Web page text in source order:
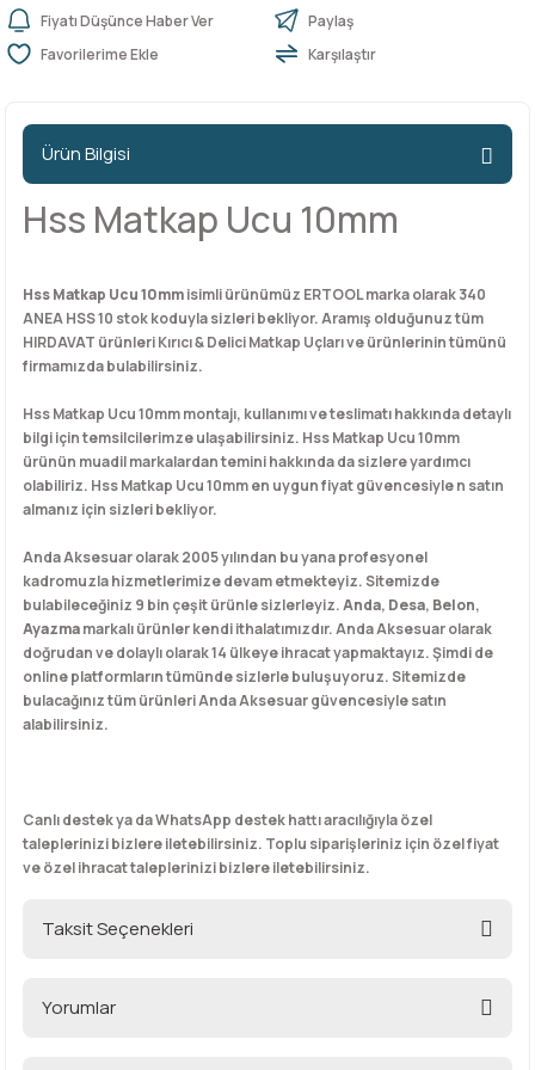
Ürünleri Kapı Barelleri Ve Anahtarlar
Kapı Kilit
Metal Ayaklar
Pingo Ayaklar
Plastik Ayaklar
Fiyatı Düşünce Haber Ver
Paylaş
Karşılaştır
Ürün Bilgisi
Hss Matkap Ucu 10mm
Hss Matkap Ucu 10mmisimli ürünümüz ERTOOL marka olarak 340
ANEA HSS 10 stok koduyla sizleri bekliyor. Aramış olduğunuz tüm
HIRDAVAT ürünleri Kırıcı & Delici Matkap Uçları ve ürünlerinin tümünü
firmamızda bulabilirsiniz.
Hss Matkap Ucu 10mm montajı, kullanımı ve teslimatı hakkında detaylı
bilgi için temsilcilerimze ulaşabilirsiniz. Hss Matkap Ucu 10mm
ürünün muadil markalardan temini hakkında da sizlere yardımcı
olabiliriz. Hss Matkap Ucu 10mm en uygun fiyat güvencesiyle n satın
almanız için sizleri bekliyor.
Anda Aksesuar olarak 2005 yılından bu yana profesyonel
kadromuzla hizmetlerimize devam etmekteyiz. Sitemizde
bulabileceğiniz 9 bin çeşit ürünle sizlerleyiz.Anda, Desa, Belon,
Ayazmamarkalı ürünler kendi ithalatımızdır. Anda Aksesuar olarak
doğrudan ve dolaylı olarak 14 ülkeye ihracat yapmaktayız. Şimdi de
online platformların tümünde sizlerle buluşuyoruz. Sitemizde
bulacağınız tüm ürünleri Anda Aksesuar güvencesiyle satın
alabilirsiniz.
Canlı destek ya da WhatsApp destek hattı aracılığıyla özel
taleplerinizi bizlere iletebilirsiniz. Toplu siparişleriniz için özel fiyat
ve özel ihracat taleplerinizi bizlere iletebilirsiniz.
Taksit Seçenekleri
Yorumlar